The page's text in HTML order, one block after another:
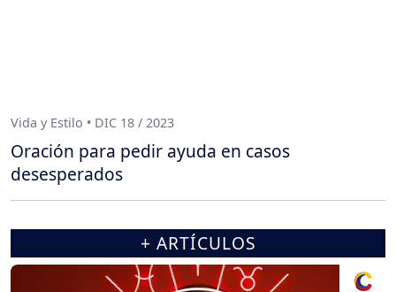
Vida y Estilo • DIC 18 / 2023
Oración para pedir ayuda en casos
desesperados
+ ARTÍCULOS